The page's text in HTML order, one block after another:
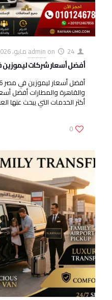
admin on 24 مايو، 2026
أفضل أسعار شركات
والقاهرة والمطارات أفضل
أكثر الخدمات التي يبحث عنها
0